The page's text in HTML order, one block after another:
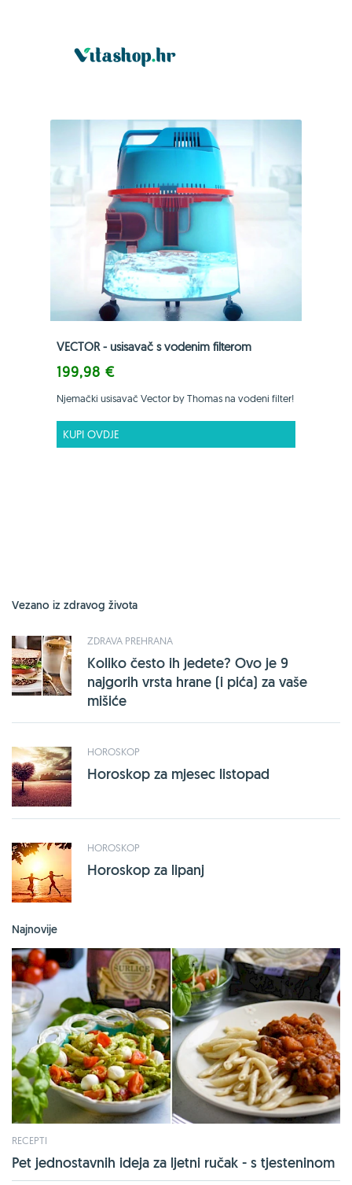
VECTOR - usisavač s vodenim filterom
199,98 €
Njemački usisavač Vector by Thomas na vodeni filter!
KUPI OVDJE
Vezano iz zdravog života
ZDRAVA PREHRANA
Koliko često ih jedete? Ovo je 9
najgorih vrsta hrane (i pića) za vaše
mišiće
HOROSKOP
Horoskop za mjesec listopad
HOROSKOP
Horoskop za lipanj
Najnovije
RECEPTI
Pet jednostavnih ideja za ljetni ručak - s tjesteninom